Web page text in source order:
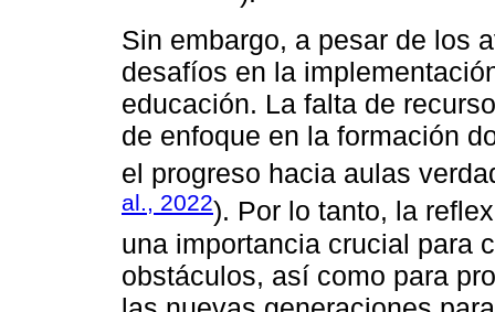
Sin embargo, a pesar de los
desafíos en la
educación. La falta de
de enfoque en la formación
el progreso hacia aulas
al., 2022). Por lo tanto, la
una importancia crucial para
obstáculos, así como para